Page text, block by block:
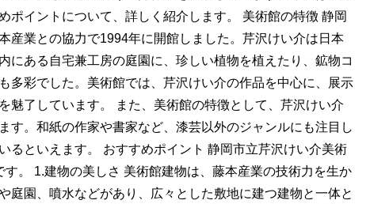
ポイントについて、詳しく紹介します。 美術館の特徴 静岡
産業との協力で1994年に開館しました。芹沢けい介は日本
にある自宅兼工房の庭園に、珍しい植物を植えたり、鉱物コ
多彩でした。美術館では、芹沢けい介の作品を中心に、展示
魅了しています。 また、美術館の特徴として、芹沢けい介
す。和紙の作家や書家など、漆芸以外のジャンルにも注目し
るといえます。 おすすめポイント 静岡市立芹沢けい介美術
。 1.建物の美しさ 美術館建物は、藤本産業の技術力を生か
庭園、噴水などがあり、広々とした敷地に建つ建物と一体と